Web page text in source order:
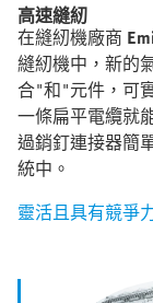
高速縫紉
在縫紉機廠商
縫紉機中，新的
合"和"元件，可
一條扁平電纜就
過銷釘連接器簡
統中。
靈活且具有競爭